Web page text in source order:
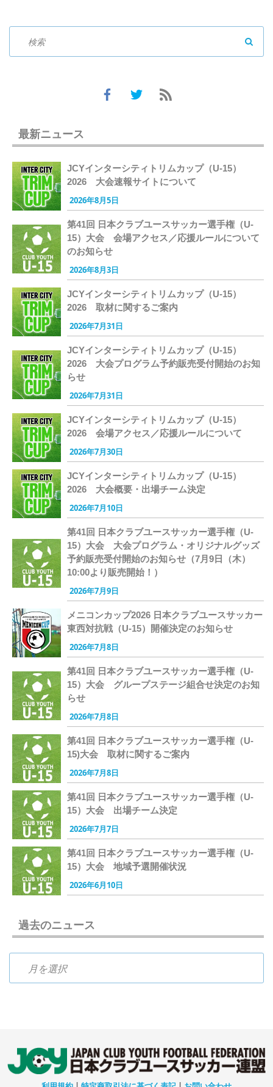
最新ニュース
JCYインターシティトリムカップ（U-15）
2026 大会速報サイトについて
2026年8月5日
第41回 日本クラブユースサッカー選手権（U-
15）大会 会場アクセス／応援ルールについて
のお知らせ
2026年8月3日
JCYインターシティトリムカップ（U-15）
2026 取材に関するご案内
2026年7月31日
JCYインターシティトリムカップ（U-15）
2026 大会プログラム予約販売受付開始のお知
らせ
2026年7月31日
JCYインターシティトリムカップ（U-15）
2026 会場アクセス／応援ルールについて
2026年7月30日
JCYインターシティトリムカップ（U-15）
2026 大会概要・出場チーム決定
2026年7月10日
第41回 日本クラブユースサッカー選手権（U-
15）大会 大会プログラム・オリジナルグッズ
予約販売受付開始のお知らせ（7月9日（木）
10:00より販売開始！）
2026年7月9日
メニコンカップ2026 日本クラブユースサッカー
東西対抗戦（U-15）開催決定のお知らせ
2026年7月8日
第41回 日本クラブユースサッカー選手権（U-
15）大会 グループステージ組合せ決定のお知
らせ
2026年7月8日
第41回 日本クラブユースサッカー選手権（U-
15)大会 取材に関するご案内
2026年7月8日
第41回 日本クラブユースサッカー選手権（U-
15）大会 出場チーム決定
2026年7月7日
第41回 日本クラブユースサッカー選手権（U-
15）大会 地域予選開催状況
2026年6月10日
過去のニュース
過去のニュース